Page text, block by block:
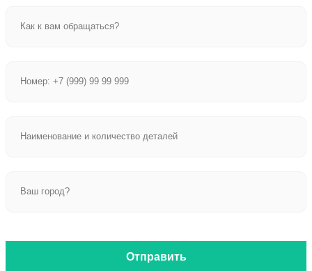
Отправить